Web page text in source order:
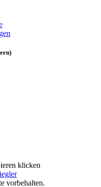
klicken
vorbehalten.